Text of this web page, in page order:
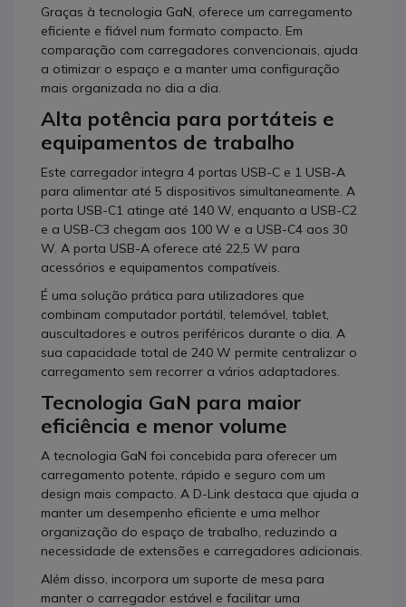
Graças à tecnologia GaN, oferece um carregamento
eficiente e fiável num formato compacto. Em
comparação com carregadores convencionais, ajuda
a otimizar o espaço e a manter uma configuração
mais organizada no dia a dia.
Alta potência para portáteis e
equipamentos de trabalho
Este carregador integra 4 portas USB-C e 1 USB-A
para alimentar até 5 dispositivos simultaneamente. A
porta USB-C1 atinge até 140 W, enquanto a USB-C2
e a USB-C3 chegam aos 100 W e a USB-C4 aos 30
W. A porta USB-A oferece até 22,5 W para
acessórios e equipamentos compatíveis.
É uma solução prática para utilizadores que
combinam computador portátil, telemóvel, tablet,
auscultadores e outros periféricos durante o dia. A
sua capacidade total de 240 W permite centralizar o
carregamento sem recorrer a vários adaptadores.
Tecnologia GaN para maior
eficiência e menor volume
A tecnologia GaN foi concebida para oferecer um
carregamento potente, rápido e seguro com um
design mais compacto. A D-Link destaca que ajuda a
manter um desempenho eficiente e uma melhor
organização do espaço de trabalho, reduzindo a
necessidade de extensões e carregadores adicionais.
Além disso, incorpora um suporte de mesa para
manter o carregador estável e facilitar uma